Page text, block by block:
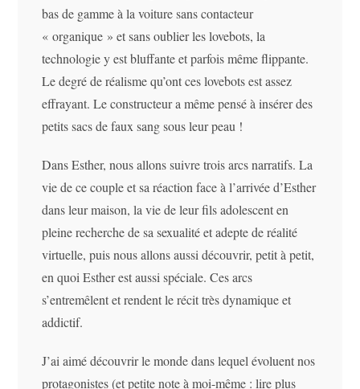
bas de gamme à la voiture sans contacteur
« organique » et sans oublier les lovebots, la
technologie y est bluffante et parfois même flippante.
Le degré de réalisme qu’ont ces lovebots est assez
effrayant. Le constructeur a même pensé à insérer des
petits sacs de faux sang sous leur peau !
Dans Esther, nous allons suivre trois arcs narratifs. La
vie de ce couple et sa réaction face à l’arrivée d’Esther
dans leur maison, la vie de leur fils adolescent en
pleine recherche de sa sexualité et adepte de réalité
virtuelle, puis nous allons aussi découvrir, petit à petit,
en quoi Esther est aussi spéciale. Ces arcs
s’entremêlent et rendent le récit très dynamique et
addictif.
J’ai aimé découvrir le monde dans lequel évoluent nos
protagonistes (et petite note à moi-même : lire plus